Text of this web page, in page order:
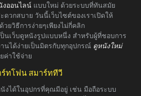
งออนไลน์ แบบใหม่ ด้วยระบบที่ทันสมัย
วกสบาย วันนี้เว็บไซต์ของเราเปิดให้
ยวิธีการง่ายๆเพียงไม่กี่คลิก
ป็นเว็บดูหนังรูปแบบหนึ่ง สำหรับผู้ที่ชอบการ
นได้ง่ายเป็นมิตรกับทุกอุปกรณ์ ดูหนังใหม่
ค่าใช้จ่าย
ทโฟน สมาร์ททีวี
งได้ในอุปกรที่คุณมีอยู่ เช่น มือถือระบบ